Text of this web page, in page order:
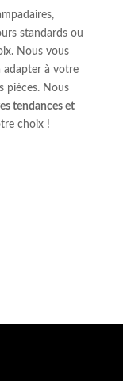
standards ou
Nous vous
à votre
pièces. Nous
tendances et
choix !